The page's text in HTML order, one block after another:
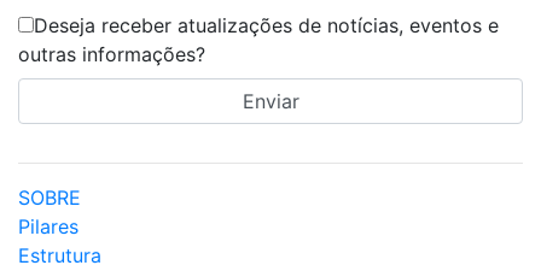
Deseja receber atualizações de notícias, eventos e
outras informações?
SOBRE
Pilares
Estrutura